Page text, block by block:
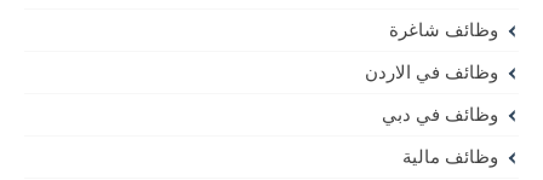
وظائف شاغرة
وظائف في الاردن
وظائف في دبي
وظائف مالية